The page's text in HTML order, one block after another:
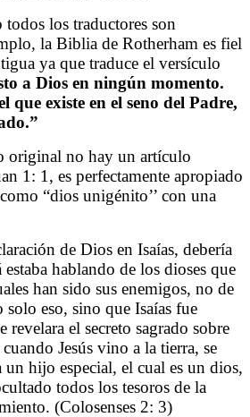
los traductores son
la Biblia de Rotherham es fiel
ya que traduce el versículo
a Dios en ningún momento.
que existe en el seno del Padre,
original no hay un artículo
1: 1, es perfectamente apropiado
“dios unigénito’’ con una
de Dios en Isaías, debería
hablando de los dioses que
han sido sus enemigos, no de
eso, sino que Isaías fue
revelara el secreto sagrado sobre
Jesús vino a la tierra, se
hijo especial, el cual es un dios,
todos los tesoros de la
(Colosenses 2: 3)